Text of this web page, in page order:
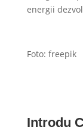
energii
Foto: freepik
Introdu